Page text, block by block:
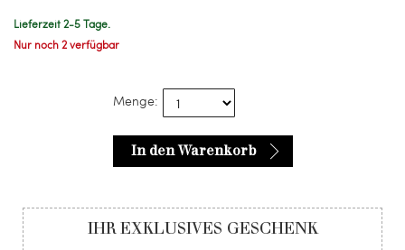
Lieferzeit 2-5 Tage.
Nur noch 2 verfügbar
Menge:
In den Warenkorb
IHR EXKLUSIVES GESCHENK